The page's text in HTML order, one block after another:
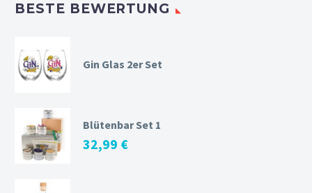
BESTE BEWERTUNG
Gin Glas 2er Set
Blütenbar Set 1
32,99 €